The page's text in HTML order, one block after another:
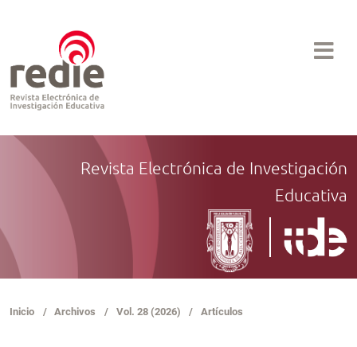
Revista Electrónica de Investigación
Educativa
Inicio / Archivos / Vol. 28 (2026) / Artículos